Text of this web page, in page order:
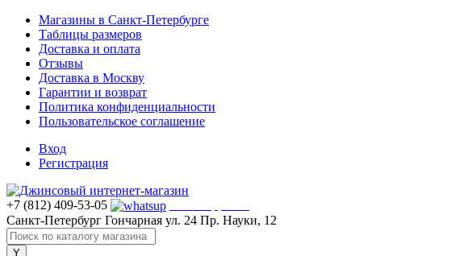
Магазины в Санкт-Петербурге
Таблицы размеров
Доставка и оплата
Отзывы
Доставка в Москву
Гарантии и возврат
Политика конфиденциальности
Пользовательское соглашение
Вход
Регистрация
+7 (812) 409-53-05
Санкт-Петербург Гончарная ул. 24 Пр. Науки, 12